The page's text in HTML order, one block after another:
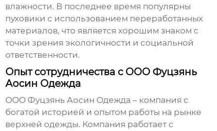
влажности. В последнее время популярны
пуховики с использованием переработанных
материалов, что является хорошим знаком с
точки зрения экологичности и социальной
ответственности.
Опыт сотрудничества с ООО Фуцзянь
Аосин Одежда
ООО Фуцзянь Аосин Одежда – компания с
богатой историей и опытом работы на рынке
верхней одежды. Компания работает с